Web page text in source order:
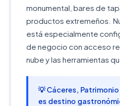
monumental, bares de
productos extremeños.
está especialmente
de negocio con acceso
nube y las herramientas
💡 Cáceres,
es destino